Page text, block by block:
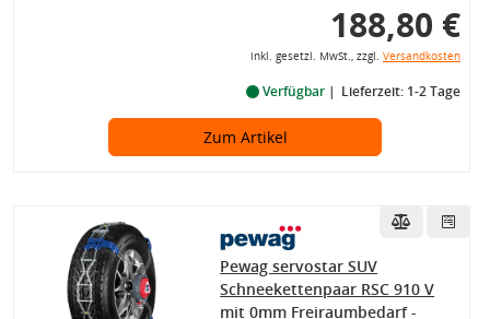
188,80 €
inkl. gesetzl. MwSt., zzgl. Versandkosten
Verfügbar Lieferzeit: 1-2 Tage
Zum Artikel
Pewag servostar SUV
Schneekettenpaar RSC 910 V
mit 0mm Freiraumbedarf -